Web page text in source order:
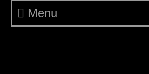
Menu